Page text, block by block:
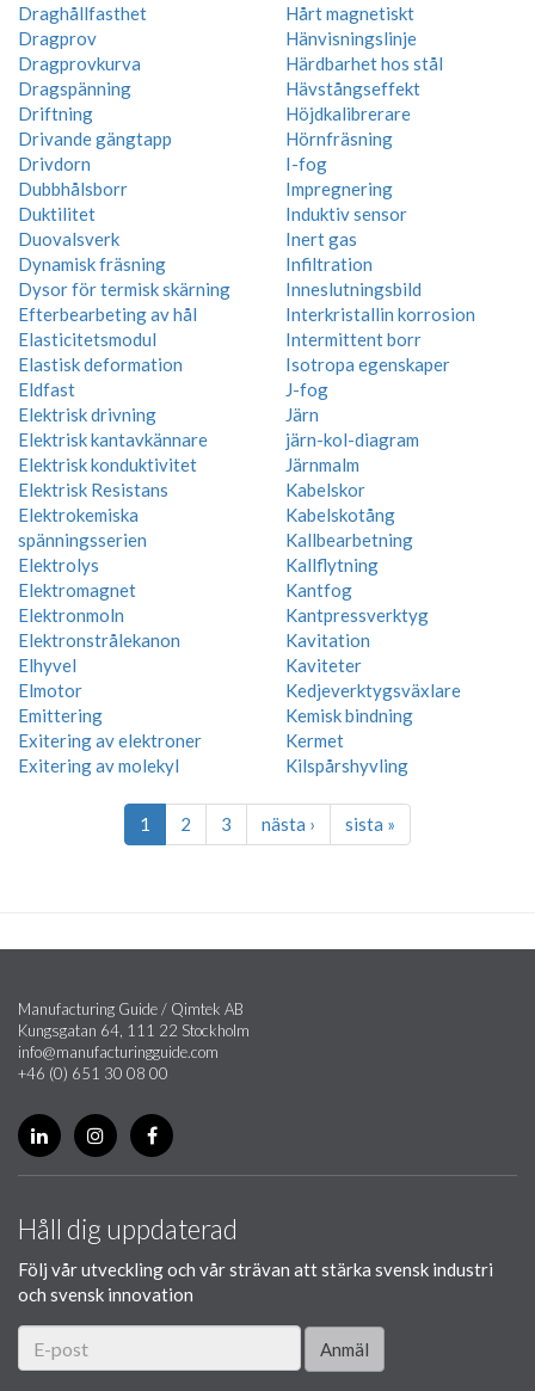
Draghållfasthet
Dragprov
Dragprovkurva
Dragspänning
Driftning
Drivande gängtapp
Drivdorn
Dubbhålsborr
Duktilitet
Duovalsverk
Dynamisk fräsning
Dysor för termisk skärning
Efterbearbeting av hål
Elasticitetsmodul
Elastisk deformation
Eldfast
Elektrisk drivning
Elektrisk kantavkännare
Elektrisk konduktivitet
Elektrisk Resistans
Elektrokemiska
spänningsserien
Elektrolys
Elektromagnet
Elektronmoln
Elektronstrålekanon
Elhyvel
Elmotor
Emittering
Exitering av elektroner
Exitering av molekyl
Hårt magnetiskt
Hänvisningslinje
Härdbarhet hos stål
Hävstångseffekt
Höjdkalibrerare
Hörnfräsning
I-fog
Impregnering
Induktiv sensor
Inert gas
Infiltration
Inneslutningsbild
Interkristallin korrosion
Intermittent borr
Isotropa egenskaper
J-fog
Järn
järn-kol-diagram
Järnmalm
Kabelskor
Kabelskotång
Kallbearbetning
Kallflytning
Kantfog
Kantpressverktyg
Kavitation
Kaviteter
Kedjeverktygsväxlare
Kemisk bindning
Kermet
Kilspårshyvling
1 2 3 nästa › sista »
Manufacturing Guide / Qimtek AB
Kungsgatan 64, 111 22 Stockholm
info@manufacturingguide.com
+46 (0) 651 30 08 00
Håll dig uppdaterad
Följ vår utveckling och vår strävan att stärka svensk industri
och svensk innovation
Anmäl